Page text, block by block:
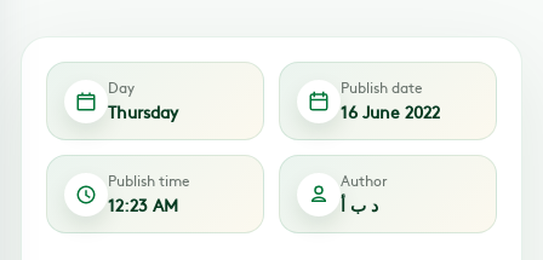
Day
Thursday
Publish date
16 June 2022
Publish time
12:23 AM
Author
د ب أ